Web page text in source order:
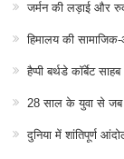
जर्मन की लड़ाई और
हिमालय की
हैप्पी बर्थडे कॉर्बेट साहब
28 साल के युवा से जब
दुनिया में शांतिपूर्ण